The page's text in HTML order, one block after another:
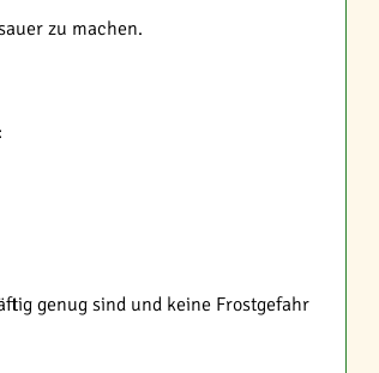
zu machen.
genug sind und keine Frostgefahr